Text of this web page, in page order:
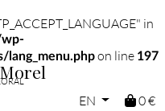
in
on line 197
EN 0 €